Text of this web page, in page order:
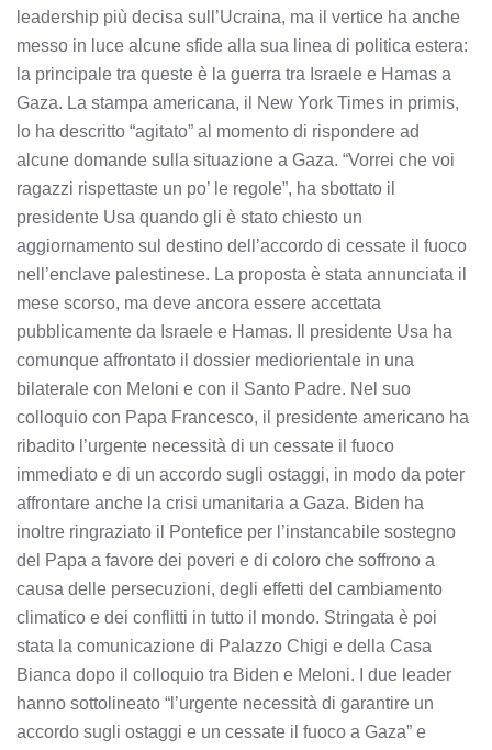
leadership più decisa sull’Ucraina, ma il vertice ha anche
messo in luce alcune sfide alla sua linea di politica estera:
la principale tra queste è la guerra tra Israele e Hamas a
Gaza. La stampa americana, il New York Times in primis,
lo ha descritto “agitato” al momento di rispondere ad
alcune domande sulla situazione a Gaza. “Vorrei che voi
ragazzi rispettaste un po’ le regole”, ha sbottato il
presidente Usa quando gli è stato chiesto un
aggiornamento sul destino dell’accordo di cessate il fuoco
nell’enclave palestinese. La proposta è stata annunciata il
mese scorso, ma deve ancora essere accettata
pubblicamente da Israele e Hamas. Il presidente Usa ha
comunque affrontato il dossier mediorientale in una
bilaterale con Meloni e con il Santo Padre. Nel suo
colloquio con Papa Francesco, il presidente americano ha
ribadito l’urgente necessità di un cessate il fuoco
immediato e di un accordo sugli ostaggi, in modo da poter
affrontare anche la crisi umanitaria a Gaza. Biden ha
inoltre ringraziato il Pontefice per l’instancabile sostegno
del Papa a favore dei poveri e di coloro che soffrono a
causa delle persecuzioni, degli effetti del cambiamento
climatico e dei conflitti in tutto il mondo. Stringata è poi
stata la comunicazione di Palazzo Chigi e della Casa
Bianca dopo il colloquio tra Biden e Meloni. I due leader
hanno sottolineato “l’urgente necessità di garantire un
accordo sugli ostaggi e un cessate il fuoco a Gaza” e